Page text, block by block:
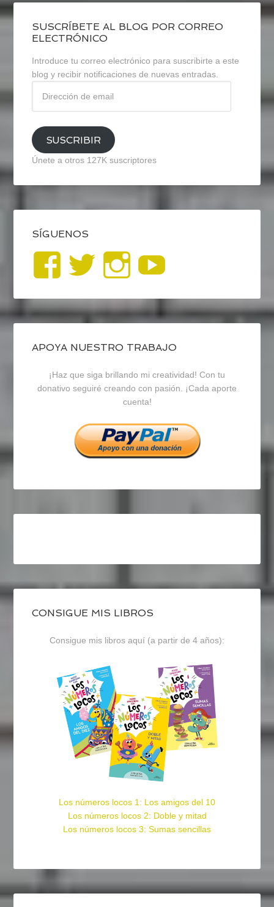
SUSCRÍBETE AL BLOG POR CORREO
ELECTRÓNICO
Introduce tu correo electrónico para suscribirte a este
blog y recibir notificaciones de nuevas entradas.
email
SUSCRIBIR
Únete a otros 127K suscriptores
SÍGUENOS
Ver
perfil
de
blogrecursosep
en
Facebook
Ver
perfil
de
recursosep
en
Twitter
Ver
perfil
de
recursosep
en
Instagram
APOYA NUESTRO TRABAJO
¡Haz que siga brillando mi creatividad! Con tu
donativo seguiré creando con pasión. ¡Cada aporte
cuenta!
CONSIGUE MIS LIBROS
Consigue mis libros aquí (a partir de 4 años):
Los números locos 1: Los amigos del 10
Los números locos 2: Doble y mitad
Los números locos 3: Sumas sencillas